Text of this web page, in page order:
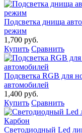
Подсветка днища
режим
1,700 руб.
Купить Сравнить
Подсветка RGB для
автомобилей
1,400 руб.
Купить Сравнить
Светодиодный Led